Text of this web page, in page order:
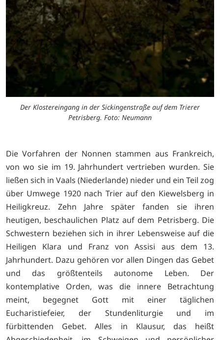
Der Klostereingang in der Sickingenstraße auf dem Trierer
Petrisberg. Foto: Neumann
Die Vorfahren der Nonnen stammen aus Frankreich,
von wo sie im 19. Jahrhundert vertrieben wurden. Sie
ließen sich in Vaals (Niederlande) nieder und ein Teil zog
über Umwege 1920 nach Trier auf den Kiewelsberg in
Heiligkreuz. Zehn Jahre später fanden sie ihren
heutigen, beschaulichen Platz auf dem Petrisberg. Die
Schwestern beziehen sich in ihrer Lebensweise auf die
Heiligen Klara und Franz von Assisi aus dem 13.
Jahrhundert. Dazu gehören vor allen Dingen das Gebet
und das größtenteils autonome Leben. Der
kontemplative Orden, was die innere Betrachtung
meint, begegnet Gott mit einer täglichen
Eucharistiefeier, der Stundenliturgie und im
fürbittenden Gebet. Alles in Klausur, das heißt